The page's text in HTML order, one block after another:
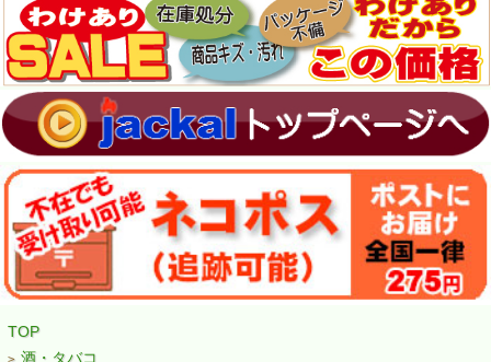
TOP
> 酒・タバコ